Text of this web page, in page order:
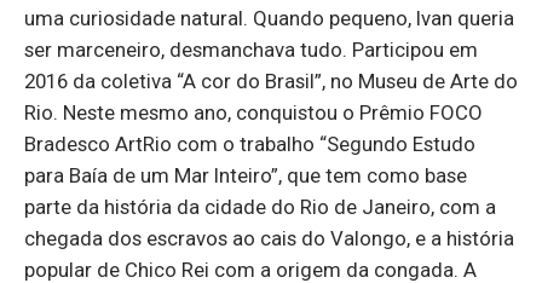
uma curiosidade natural. Quando pequeno, Ivan queria
ser marceneiro, desmanchava tudo. Participou em
2016 da coletiva “A cor do Brasil”, no Museu de Arte do
Rio. Neste mesmo ano, conquistou o Prêmio FOCO
Bradesco ArtRio com o trabalho “Segundo Estudo
para Baía de um Mar Inteiro”, que tem como base
parte da história da cidade do Rio de Janeiro, com a
chegada dos escravos ao cais do Valongo, e a história
popular de Chico Rei com a origem da congada. A